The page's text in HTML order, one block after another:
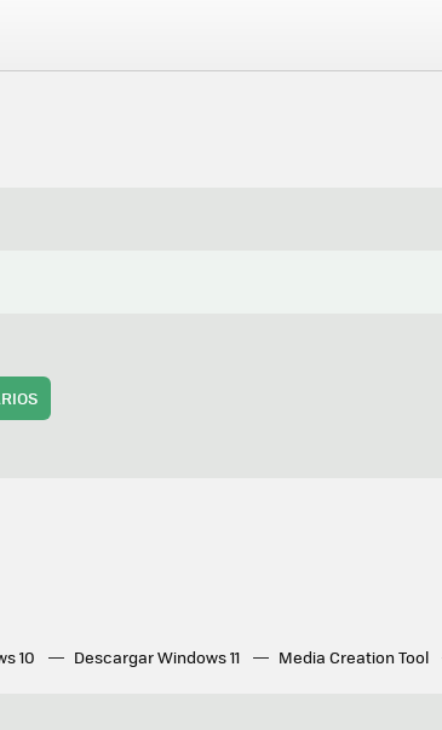
10 Descargar Windows 11 Media Creation Tool